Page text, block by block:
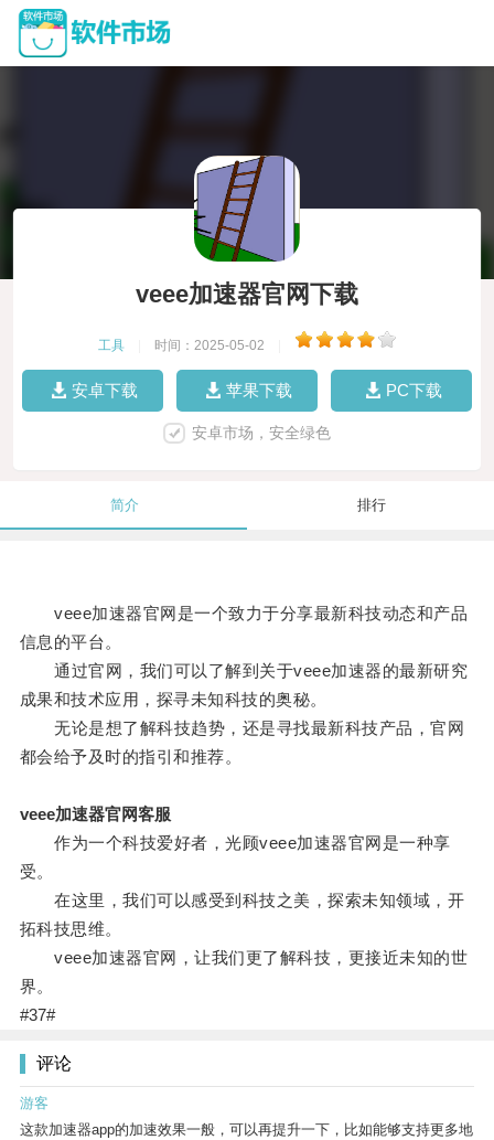
veee加速器官网下载
工具 时间：2025-05-02
安卓下载 苹果下载 PC下载
安卓市场，安全绿色
简介 排行
veee加速器官网是一个致力于分享最新科技动态和产品
信息的平台。
通过官网，我们可以了解到关于veee加速器的最新研究
成果和技术应用，探寻未知科技的奥秘。
无论是想了解科技趋势，还是寻找最新科技产品，官网
都会给予及时的指引和推荐。
veee加速器官网客服
作为一个科技爱好者，光顾veee加速器官网是一种享
受。
在这里，我们可以感受到科技之美，探索未知领域，开
拓科技思维。
veee加速器官网，让我们更了解科技，更接近未知的世
界。
#37#
评论
游客
这款加速器app的加速效果一般，可以再提升一下，比如能够支持更多地